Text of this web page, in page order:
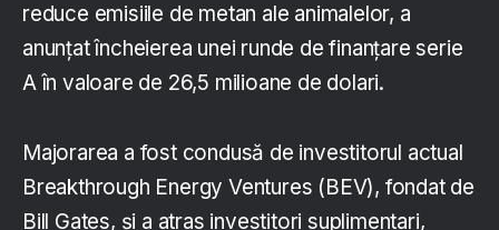
reduce emisiile de metan ale animalelor, a
anunțat încheierea unei runde de finanțare serie
A în valoare de 26,5 milioane de dolari.
Majorarea a fost condusă de investitorul actual
Breakthrough Energy Ventures (BEV), fondat de
Bill Gates, și a atras investitori suplimentari,